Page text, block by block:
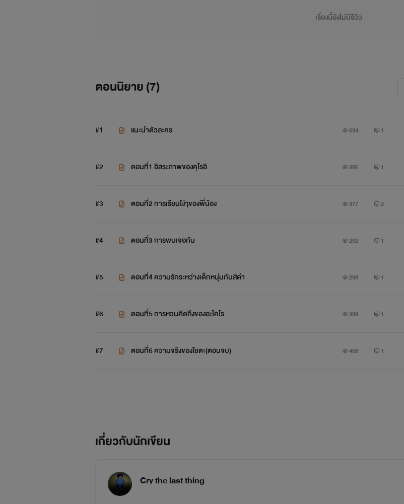
เรื่องนี้ยังไม่มีรีวิว
ตอนนิยาย (7)
#1 แนะนำตัวละคร 634 1
#2 ตอนที่1 อิสระภาพของคุโรอิ 386 1
#3 ตอนที่2 การเรียนโง่ๅของพี่น้อง 377 2
#4 ตอนที่3 การพบเจอกัน 292 1
#5 ตอนที่4 ความรักระหว่างเด็กหนุ่มกับสีดำ 298 1
#6 ตอนที่5 การหวนคิดถึงของอะไคโร 389 1
#7 ตอนที่6 ความจริงของโชตะ(ตอนจบ) 458 1
เกี่ยวกับนักเขียน
Cry the last thing